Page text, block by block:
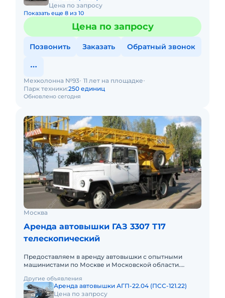
Цена по запросу
Показать еще 8 из 10
Цена по запросу
Позвонить Заказать Обратный звонок
Обновлено сегодня
Мехколонна №93 11 лет на площадке
Парк техники:250 единиц
Москва
Аренда автовышки ГАЗ 3307 Т17
телескопический
Предоставляем в аренду автовышки с опытными
машинистами по Москве и Московской области.
(почасовой, посменный) При
Другие объявления
Аренда автовышки АГП-22.04 (ПСС-121.22)
Цена по запросу